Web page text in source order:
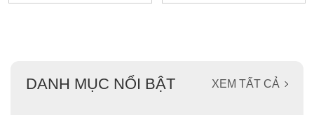
DANH MỤC NỔI BẬT XEM TẤT CẢ